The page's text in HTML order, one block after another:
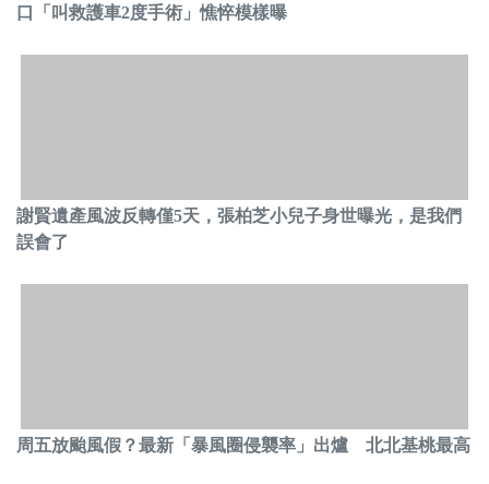
口「叫救護車2度手術」憔悴模樣曝
謝賢遺產風波反轉僅5天，張柏芝小兒子身世曝光，是我們
誤會了
周五放颱風假？最新「暴風圈侵襲率」出爐 北北基桃最高